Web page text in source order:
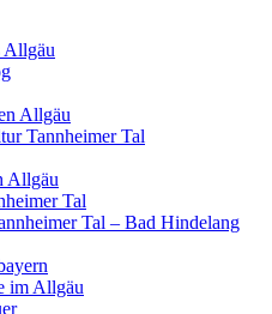
Allgäu
Allgäu
Tannheimer Tal
Allgäu
Tal
Tal – Bad Hindelang
im Allgäu